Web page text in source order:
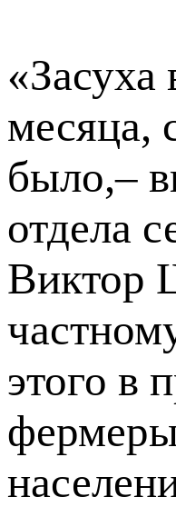
«Засуха
месяца,
было,–
отдела
Виктор
этого в